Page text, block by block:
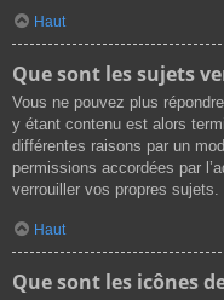
Haut
Que sont les sujets
Vous ne pouvez plus
y étant contenu est alors
différentes raisons par un
permissions accordées par
verrouiller vos propres sujets.
Haut
Que sont les icônes